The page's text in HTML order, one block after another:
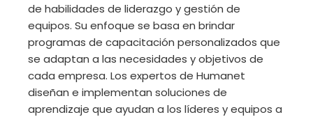
de habilidades de liderazgo y gestión de
equipos. Su enfoque se basa en brindar
programas de capacitación personalizados que
se adaptan a las necesidades y objetivos de
cada empresa. Los expertos de Humanet
diseñan e implementan soluciones de
aprendizaje que ayudan a los líderes y equipos a